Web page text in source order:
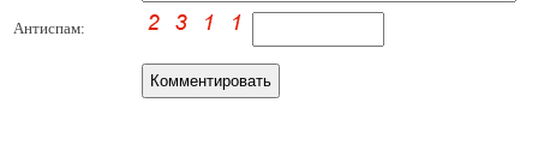
Антиспам: